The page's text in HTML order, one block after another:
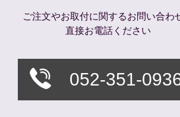
ご注文やお取付に関するお問い合わ
直接お電話ください
052-351-